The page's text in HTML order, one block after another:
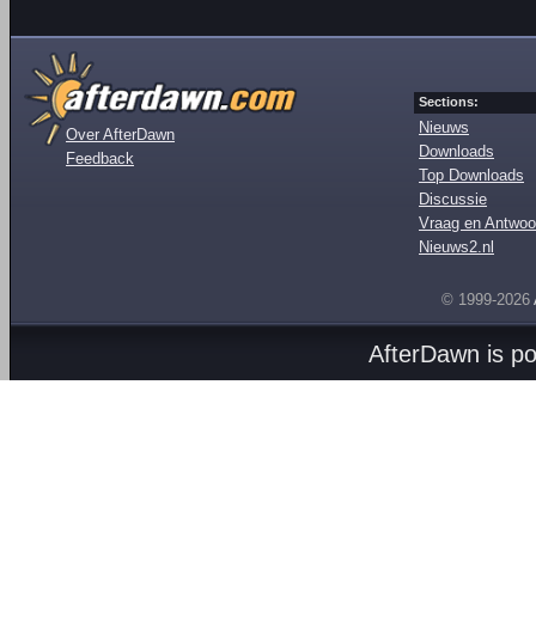
Over AfterDawn
Feedback
Sections:
Nieuws
Downloads
Top Downloads
Discussie
Vraag en
Nieuws2.nl
© 1999-2026
AfterDawn is